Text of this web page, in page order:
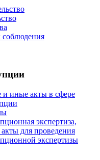
иные акты в сфере
экспертиза,
для проведения
экспертизы